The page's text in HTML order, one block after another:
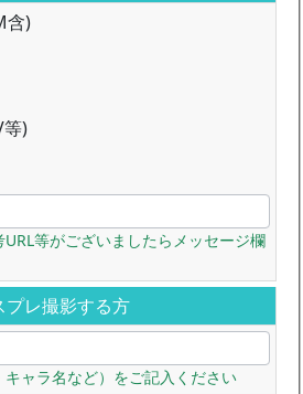
含)
等)
等がございましたらメッセージ欄
プレ撮影する方
ャラ名など）をご記入ください